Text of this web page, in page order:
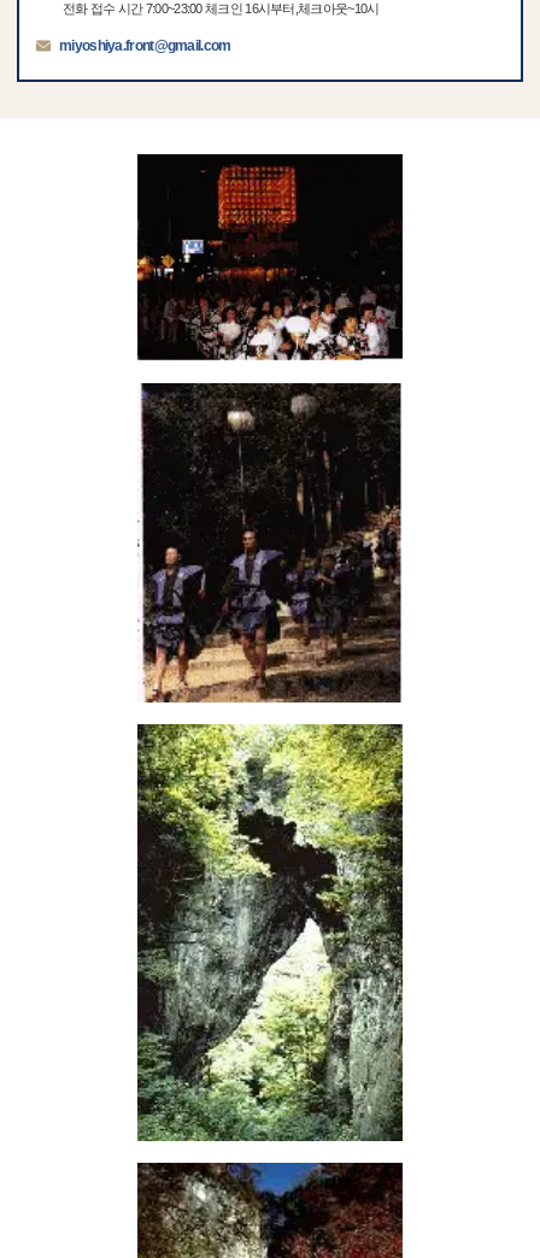
전화 접수 시간 7:00~23:00 체크인 16시부터,체크아웃~10시
miyoshiya.front@gmail.com